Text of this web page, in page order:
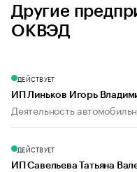
Другие
ОКВЭД
ДЕЙСТВУЕТ
ИП Линьков Игорь
Деятельность
ДЕЙСТВУЕТ
ИП Савельева Татьяна